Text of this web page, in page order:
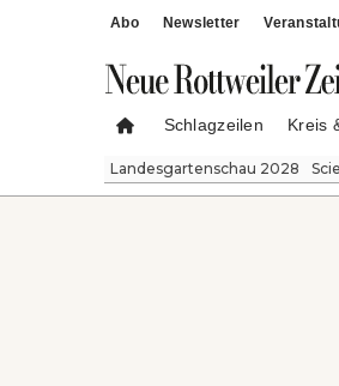
Abo Newsletter
Schlagzeilen Kreis
Landesgartenschau 2028